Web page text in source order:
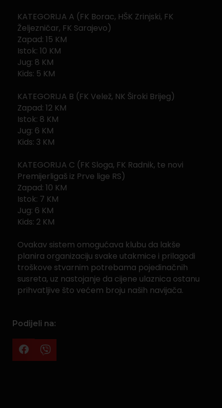
KATEGORIJA A (FK Borac, HŠK Zrinjski, FK
Željezničar, FK Sarajevo)
Zapad: 15 KM
Istok: 10 KM
Jug: 8 KM
Kids: 5 KM
KATEGORIJA B (FK Velež, NK Široki Brijeg)
Zapad: 12 KM
Istok: 8 KM
Jug: 6 KM
Kids: 3 KM
KATEGORIJA C (FK Sloga, FK Radnik, te novi
Premijerligaš iz Prve lige RS)
Zapad: 10 KM
Istok: 7 KM
Jug: 6 KM
Kids: 2 KM
Ovakav sistem omogućava klubu da lakše
planira organizaciju svake utakmice i prilagodi
troškove stvarnim potrebama pojedinačnih
susreta, uz nastojanje da cijene ulaznica ostanu
prihvatljive što većem broju naših navijača.
Podijeli na: